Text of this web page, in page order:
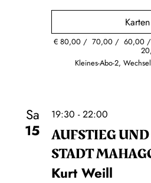
Karten
€80,00 70,00 60,00
Kleines-Abo-2,
Sa
15
19:30 - 22:00
AUFSTIEG
STADT
Kurt Weill